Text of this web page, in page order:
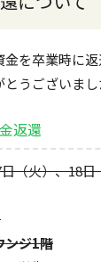
を卒業時に
うございまし
返還
（火）、18日
ンジ1階